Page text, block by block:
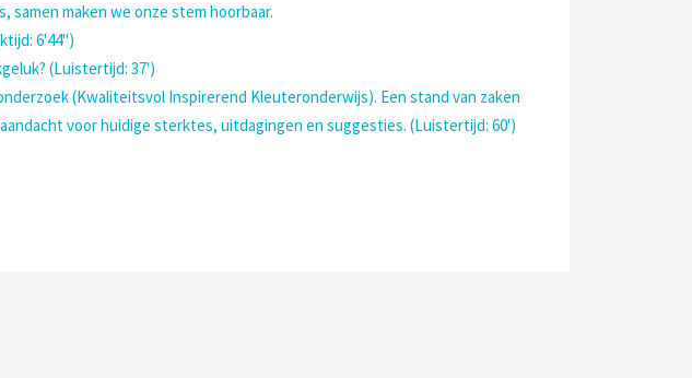
samen maken we onze stem hoorbaar.
6'44")
(Luistertijd: 37')
(Kwaliteitsvol Inspirerend Kleuteronderwijs). Een stand van zaken
voor huidige sterktes, uitdagingen en suggesties. (Luistertijd: 60')